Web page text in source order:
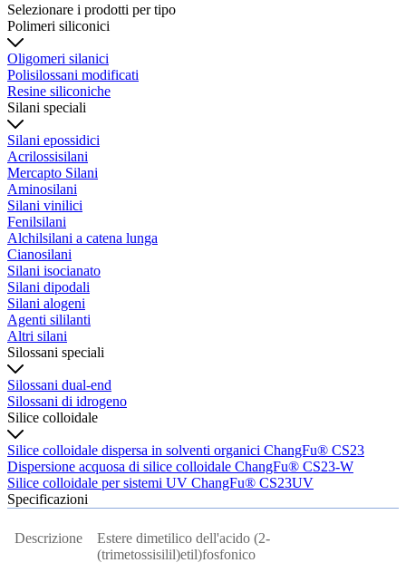
Selezionare i prodotti per tipo
Polimeri siliconici
Oligomeri silanici
Polisilossani modificati
Resine siliconiche
Silani speciali
Silani epossidici
Acrilossisilani
Mercapto Silani
Aminosilani
Silani vinilici
Fenilsilani
Alchilsilani a catena lunga
Cianosilani
Silani isocianato
Silani dipodali
Silani alogeni
Agenti sililanti
Altri silani
Silossani speciali
Silossani dual-end
Silossani di idrogeno
Silice colloidale
Silice colloidale dispersa in solventi organici ChangFu® CS23
Dispersione acquosa di silice colloidale ChangFu® CS23-W
Silice colloidale per sistemi UV ChangFu® CS23UV
Specificazioni
Descrizione
Estere dimetilico dell'acido (2-
(trimetossisilil)etil)fosfonico